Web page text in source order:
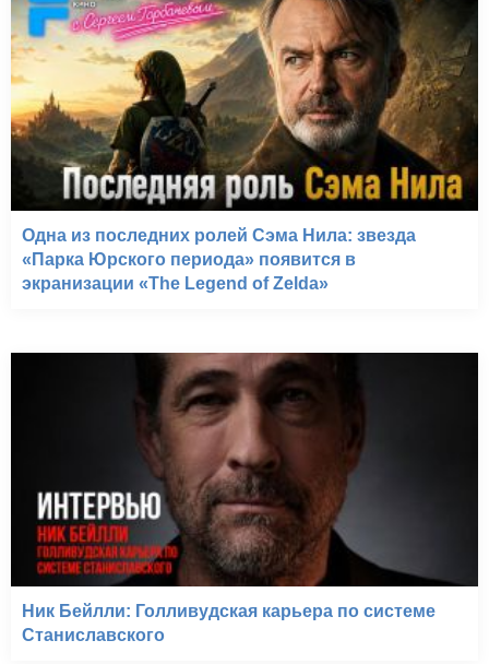
Одна из последних ролей Сэма Нила: звезда
«Парка Юрского периода» появится в
экранизации «The Legend of Zelda»
Ник Бейлли: Голливудская карьера по системе
Станиславского